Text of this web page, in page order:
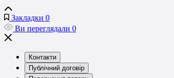
Закладки 0
Ви переглядали 0
Контакти
Публічний договір